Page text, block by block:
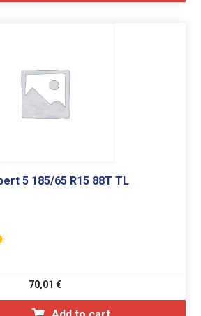
5 185/65 R15 88T TL
70,01 €